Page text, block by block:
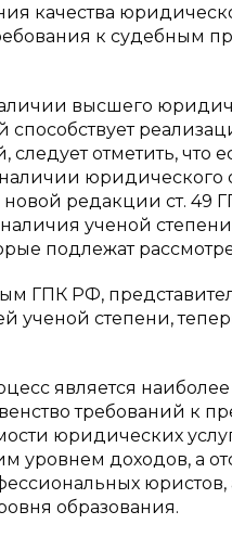
качества
к судебным
высшего
способствует
отметить, что
юридического
новой редакции ст.
ученой
подлежат
ГПК РФ,
ученой степени,
является
требований к
юридических
доходов, а
юристов,
образования.